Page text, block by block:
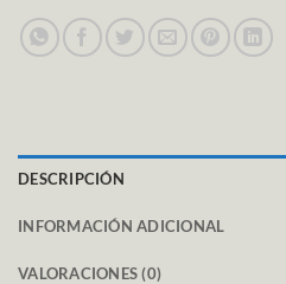
DESCRIPCIÓN
INFORMACIÓN ADICIONAL
VALORACIONES (0)